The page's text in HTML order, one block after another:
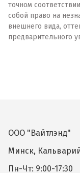
точном
собой право на
внешнего вида,
предварительного
ООО "Вайтлэнд"
Минск,
Пн-Чт: 9:00-17:30